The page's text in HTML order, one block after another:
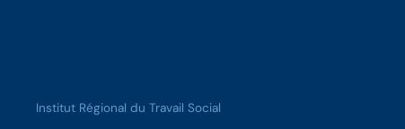
Institut Régional du Travail Social